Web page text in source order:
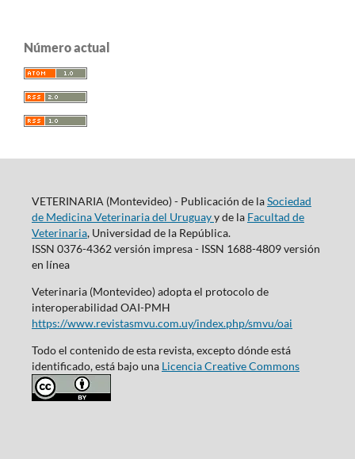
Número actual
VETERINARIA (Montevideo) - Publicación de laSociedad
de Medicina Veterinaria del Uruguayy de la Facultad de
Veterinaria, Universidad de la República.
ISSN 0376-4362 versión impresa - ISSN 1688-4809 versión
en línea
Veterinaria (Montevideo) adopta el protocolo de
interoperabilidad OAI-PMH
https://www.revistasmvu.com.uy/index.php/smvu/oai
Todo el contenido de esta revista, excepto dónde está
identificado, está bajo una Licencia Creative Commons